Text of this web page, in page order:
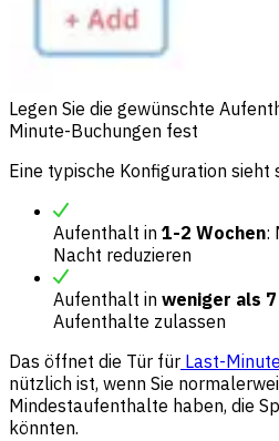
Legen Sie die gewünschte
Minute-Buchungen fest
Eine typische Konfiguration sieht
Aufenthalt in 1-2 Wochen:
Nacht reduzieren
Aufenthalt in weniger als 7
Aufenthalte zulassen
Das öffnet die Tür für Last-
nützlich ist, wenn Sie
Mindestaufenthalte haben, die
könnten.